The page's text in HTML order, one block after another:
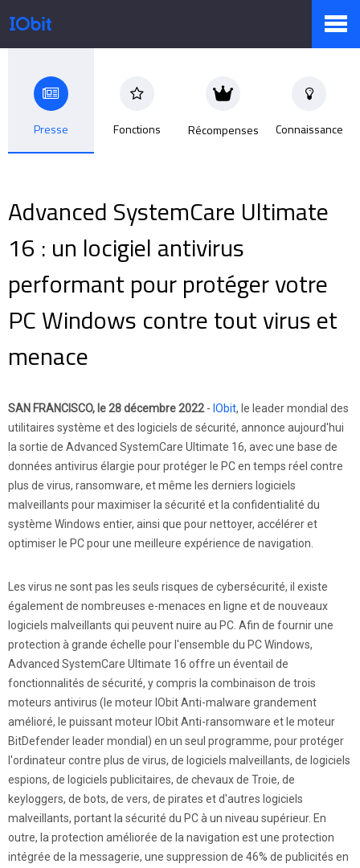
Produits
Boutique
Centre de presse
Support
Partenaires
Presse Fonctions Récompenses Connaissance
Advanced SystemCare Ultimate
16 : un locigiel antivirus
performant pour protéger votre
PC Windows contre tout virus et
menace
SAN FRANCISCO, le 28 décembre 2022- IObit, le leader mondial des
utilitaires système et des logiciels de sécurité, annonce aujourd'hui
la sortie de Advanced SystemCare Ultimate 16, avec une base de
données antivirus élargie pour protéger le PC en temps réel contre
plus de virus, ransomware, et même les derniers logiciels
malveillants pour maximiser la sécurité et la confidentialité du
système Windows entier, ainsi que pour nettoyer, accélérer et
optimiser le PC pour une meilleure expérience de navigation.
Les virus ne sont pas les seuls risques de cybersécurité, il existe
également de nombreuses e-menaces en ligne et de nouveaux
logiciels malveillants qui peuvent nuire au PC. Afin de fournir une
protection à grande échelle pour l'ensemble du PC Windows,
Advanced SystemCare Ultimate 16 offre un éventail de
fonctionnalités de sécurité, y compris la combinaison de trois
moteurs antivirus (le moteur IObit Anti-malware grandement
amélioré, le puissant moteur IObit Anti-ransomware et le moteur
BitDefender leader mondial) en un seul programme, pour protéger
l'ordinateur contre plus de virus, de logiciels malveillants, de logiciels
espions, de logiciels publicitaires, de chevaux de Troie, de
keyloggers, de bots, de vers, de pirates et d'autres logiciels
malveillants, portant la sécurité du PC à un niveau supérieur. En
outre, la protection améliorée de la navigation est une protection
intégrée de la messagerie, une suppression de 46% de publicités en